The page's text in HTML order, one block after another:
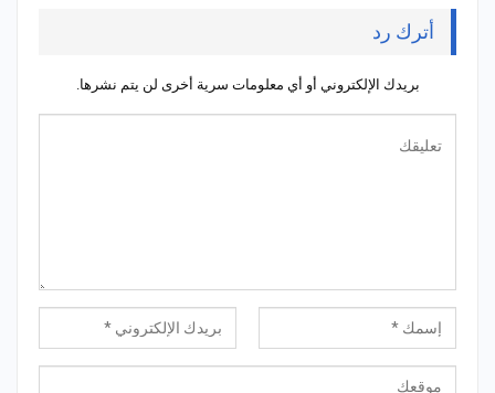
أترك رد
بريدك الإلكتروني أو أي معلومات سرية أخرى لن يتم نشرها.